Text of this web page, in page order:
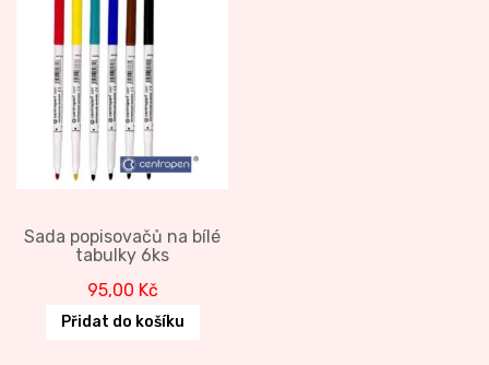
Sada popisovačů na bílé
tabulky 6ks
95,00 Kč
Přidat do košíku